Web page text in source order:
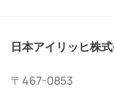
日本アイリッヒ株
〒467-0853